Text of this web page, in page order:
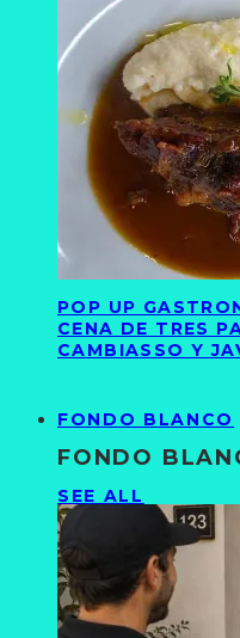
POP UP
CENA DE TRES
CAMBIASSO Y
FONDO BLANCO
FONDO
SEE ALL